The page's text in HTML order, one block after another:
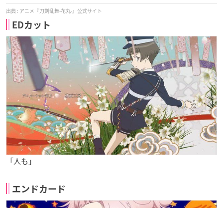
アニメ『刀剣乱舞-花丸-』公式サイト
EDカット
「人も」
エンドカード